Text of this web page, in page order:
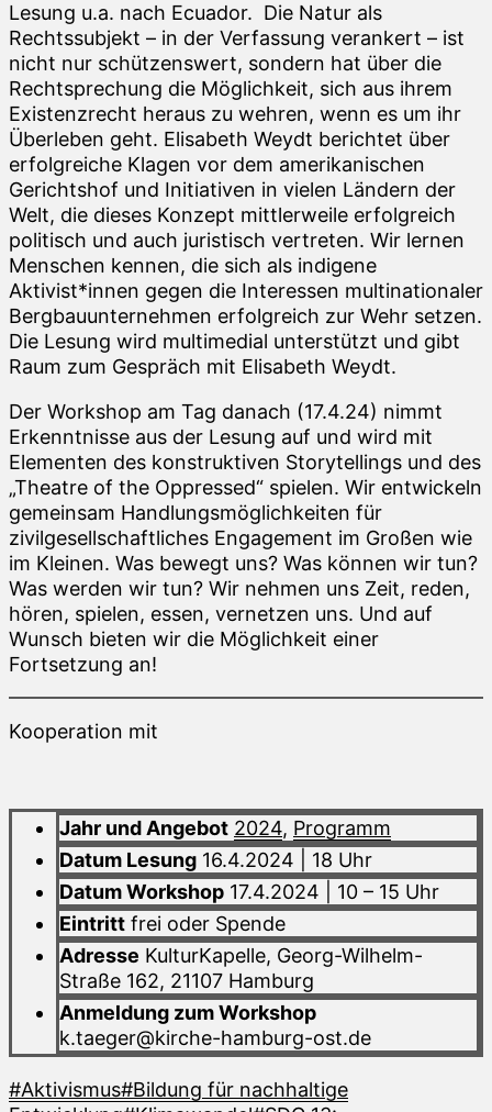
Lesung u.a. nach Ecuador. Die Natur als
Rechtssubjekt – in der Verfassung verankert – ist
nicht nur schützenswert, sondern hat über die
Rechtsprechung die Möglichkeit, sich aus ihrem
Existenzrecht heraus zu wehren, wenn es um ihr
Überleben geht. Elisabeth Weydt berichtet über
erfolgreiche Klagen vor dem amerikanischen
Gerichtshof und Initiativen in vielen Ländern der
Welt, die dieses Konzept mittlerweile erfolgreich
politisch und auch juristisch vertreten. Wir lernen
Menschen kennen, die sich als indigene
Aktivist*innen gegen die Interessen multinationaler
Bergbauunternehmen erfolgreich zur Wehr setzen.
Die Lesung wird multimedial unterstützt und gibt
Raum zum Gespräch mit Elisabeth Weydt.
Der Workshop am Tag danach (17.4.24) nimmt
Erkenntnisse aus der Lesung auf und wird mit
Elementen des konstruktiven Storytellings und des
„Theatre of the Oppressed“ spielen. Wir entwickeln
gemeinsam Handlungsmöglichkeiten für
zivilgesellschaftliches Engagement im Großen wie
im Kleinen. Was bewegt uns? Was können wir tun?
Was werden wir tun? Wir nehmen uns Zeit, reden,
hören, spielen, essen, vernetzen uns. Und auf
Wunsch bieten wir die Möglichkeit einer
Fortsetzung an!
Kooperation mit
Jahr und Angebot 2024, Programm
Datum Lesung 16.4.2024 | 18 Uhr
Datum Workshop 17.4.2024 | 10 – 15 Uhr
Eintritt frei oder Spende
Adresse KulturKapelle, Georg-Wilhelm-
Straße 162, 21107 Hamburg
Anmeldung zum Workshop
k.taeger@kirche-hamburg-ost.de
#Aktivismus#Bildung für nachhaltige